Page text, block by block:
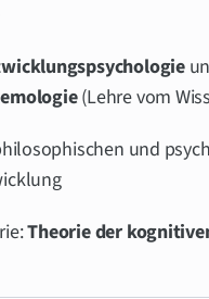
(Lehre vom
und
Theorie der